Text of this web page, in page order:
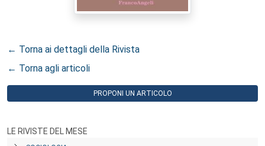
← Torna ai dettagli della Rivista
← Torna agli articoli
PROPONI UN ARTICOLO
LE RIVISTE DEL MESE